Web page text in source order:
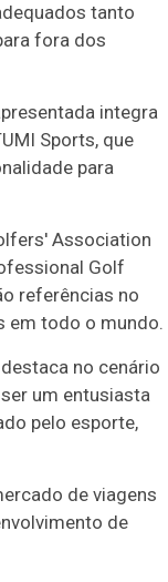
tanto
fora dos
integra
Sports, que
para
Association
Golf
referências no
em todo o mundo.
no cenário
um entusiasta
pelo esporte,
de viagens
de